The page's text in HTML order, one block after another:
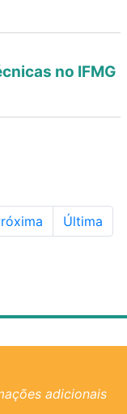
no IFMG
Última
adicionais